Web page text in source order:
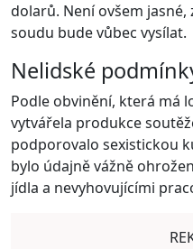
dolarů. Není ovšem jasné,
soudu bude vůbec vysílat.
Nelidské
Podle obvinění, která má
vytvářela produkce
podporovalo sexistickou
bylo údajně vážně
jídla a nevyhovujícími